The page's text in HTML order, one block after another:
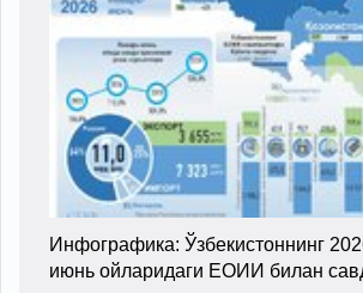
Инфографика: Ўзбекистоннинг
июнь ойларидаги ЕОИИ билан